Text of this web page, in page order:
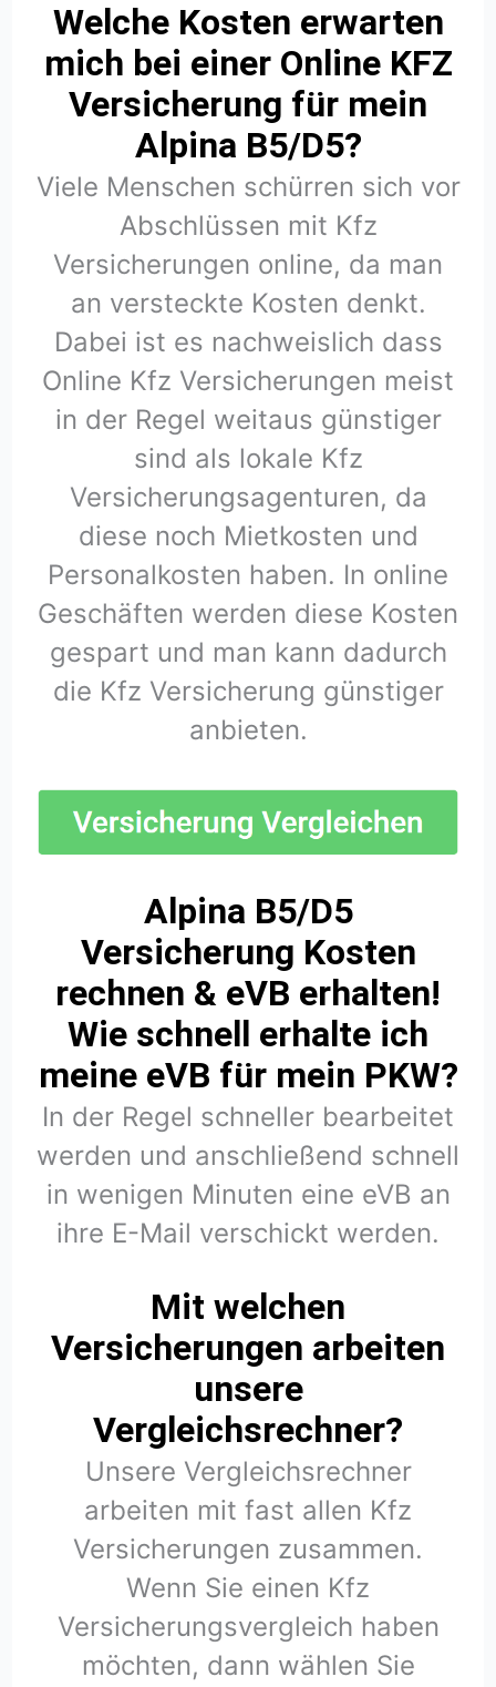
Welche Kosten erwarten
mich bei einer Online KFZ
Versicherung für mein
Alpina B5/D5?
Viele Menschen schürren sich vor
Abschlüssen mit Kfz
Versicherungen online, da man
an versteckte Kosten denkt.
Dabei ist es nachweislich dass
Online Kfz Versicherungen meist
in der Regel weitaus günstiger
sind als lokale Kfz
Versicherungsagenturen, da
diese noch Mietkosten und
Personalkosten haben. In online
Geschäften werden diese Kosten
gespart und man kann dadurch
die Kfz Versicherung günstiger
anbieten.
Alpina B5/D5
Versicherung Kosten
rechnen & eVB erhalten!
Wie schnell erhalte ich
meine eVB für mein PKW?
In der Regel schneller bearbeitet
werden und anschließend schnell
in wenigen Minuten eine eVB an
ihre E-Mail verschickt werden.
Mit welchen
Versicherungen arbeiten
unsere
Vergleichsrechner?
Unsere Vergleichsrechner
arbeiten mit fast allen Kfz
Versicherungen zusammen.
Wenn Sie einen Kfz
Versicherungsvergleich haben
möchten, dann wählen Sie